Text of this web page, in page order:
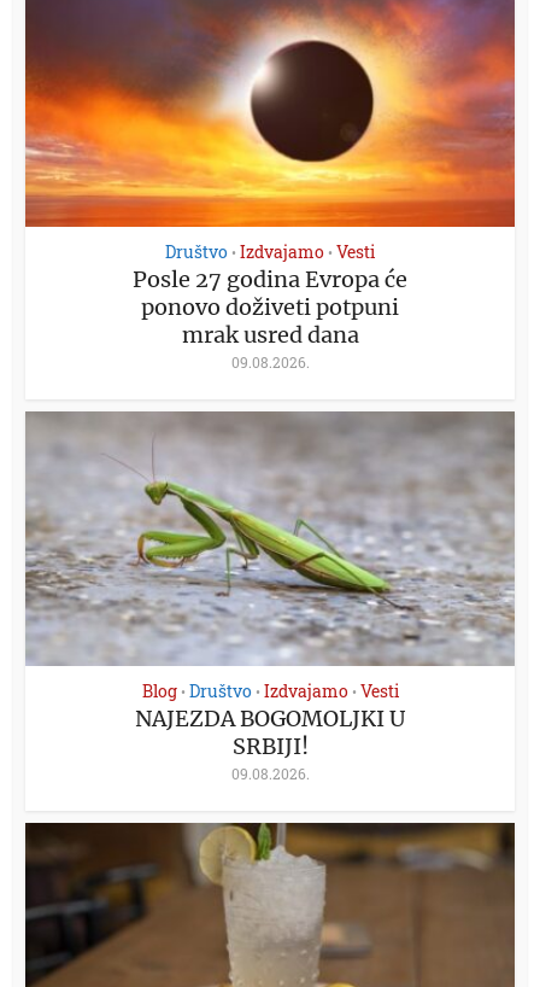
Društvo • Izdvajamo • Vesti
Posle 27 godina Evropa će
ponovo doživeti potpuni
mrak usred dana
09.08.2026.
Blog • Društvo • Izdvajamo • Vesti
NAJEZDA BOGOMOLJKI U
SRBIJI!
09.08.2026.